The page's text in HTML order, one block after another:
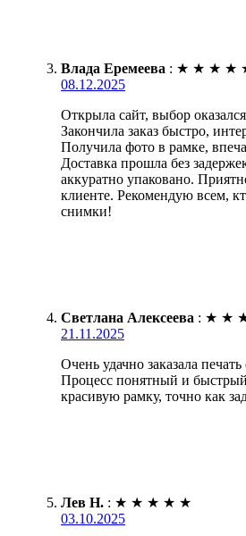
Влада Еремеева : ★ ★ ★ ★
08.12.2025
Открыла сайт, выбор
Закончила заказ быстро,
Получила фото в рамке,
Доставка прошла без
аккуратно упаковано.
клиенте. Рекомендую всем,
снимки!
Светлана Алексеева : ★ ★
21.11.2025
Очень удачно заказала
Процесс понятный и
красивую рамку, точно как
Лев Н. : ★ ★ ★ ★ ★
03.10.2025